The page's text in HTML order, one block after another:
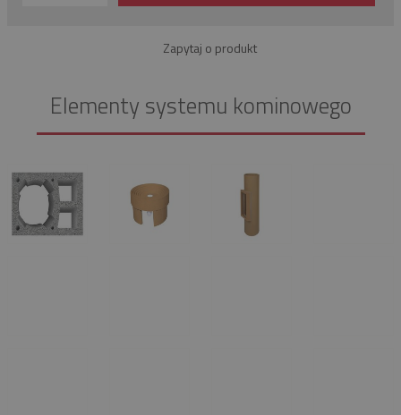
Zapytaj o produkt
Elementy systemu kominowego